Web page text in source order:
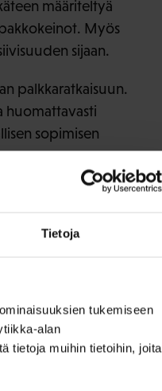
Tietoja
tukemiseen
alan
tietoja muihin tietoihin, joita
määriteltyä
Myös
sijaan.
palkkaratkaisuun.
huomattavasti
sopimisen
vapaasti
kanssa
yksipuolisesti